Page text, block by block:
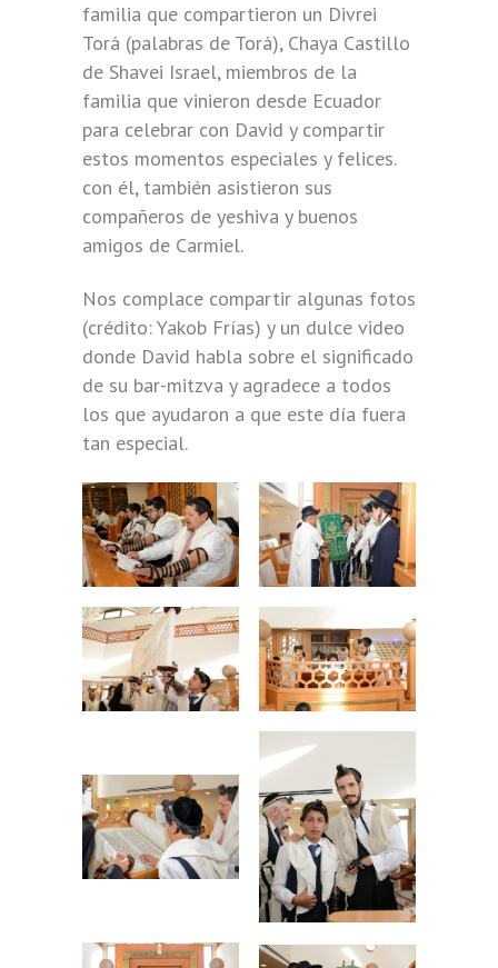
familia que compartieron un Divrei
Torá (palabras de Torá), Chaya Castillo
de Shavei Israel, miembros de la
familia que vinieron desde Ecuador
para celebrar con David y compartir
estos momentos especiales y felices.
con él, también asistieron sus
compañeros de yeshiva y buenos
amigos de Carmiel.
Nos complace compartir algunas fotos
(crédito: Yakob Frías) y un dulce video
donde David habla sobre el significado
de su bar-mitzva y agradece a todos
los que ayudaron a que este día fuera
tan especial.